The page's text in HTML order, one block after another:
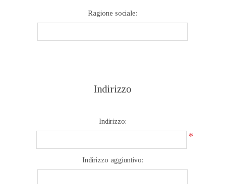
Ragione sociale:
Indirizzo
Indirizzo:
*
Indirizzo aggiuntivo: